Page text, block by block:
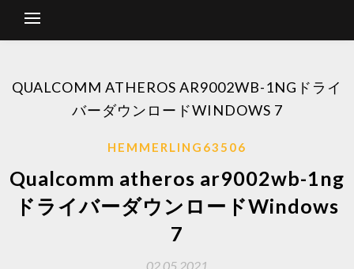
QUALCOMM ATHEROS AR9002WB-1NGドライ
バーダウンロードWINDOWS 7
HEMMERLING63506
Qualcomm atheros ar9002wb-1ng
ドライバーダウンロードWindows
7
02.05.2021